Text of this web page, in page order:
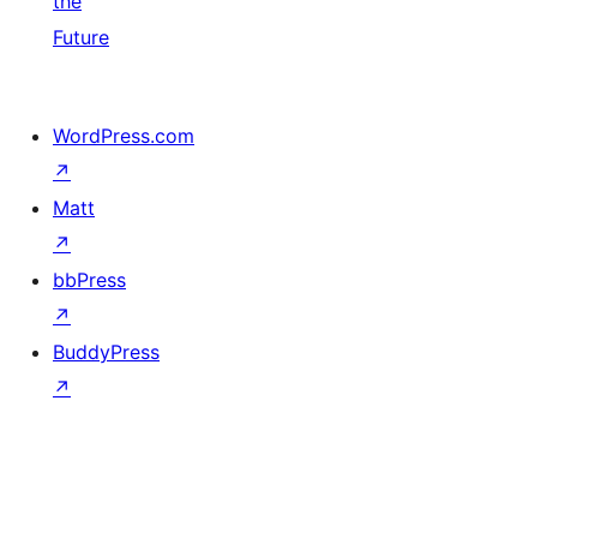
Future
WordPress.com
↗
Matt
↗
bbPress
↗
BuddyPress
↗